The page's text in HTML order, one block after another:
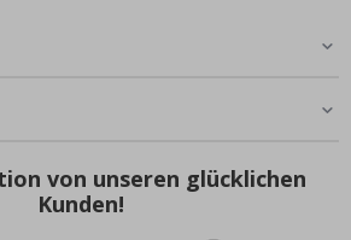
von unseren glücklichen
Kunden!